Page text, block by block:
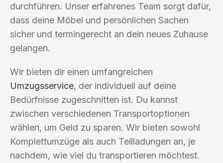
durchführen. Unser erfahrenes Team sorgt dafür,
dass deine Möbel und persönlichen Sachen
sicher und termingerecht an dein neues Zuhause
gelangen.
Wir bieten dir einen umfangreichen
Umzugsservice, der individuell auf deine
Bedürfnisse zugeschnitten ist. Du kannst
zwischen verschiedenen Transportoptionen
wählen, um Geld zu sparen. Wir bieten sowohl
Komplettumzüge als auch Teilladungen an, je
nachdem, wie viel du transportieren möchtest.